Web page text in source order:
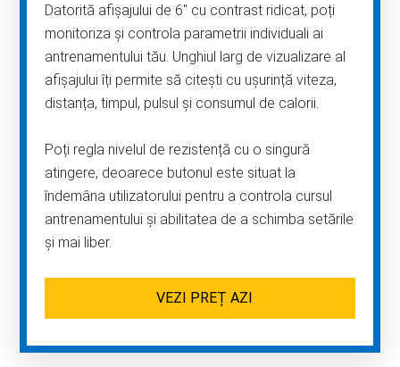
Datorită afișajului de 6″ cu contrast ridicat, poți
monitoriza și controla parametrii individuali ai
antrenamentului tău. Unghiul larg de vizualizare al
afișajului îți permite să citești cu ușurință viteza,
distanța, timpul, pulsul și consumul de calorii.
Poți regla nivelul de rezistență cu o singură
atingere, deoarece butonul este situat la
îndemâna utilizatorului pentru a controla cursul
antrenamentului și abilitatea de a schimba setările
și mai liber.
VEZI PREȚ AZI